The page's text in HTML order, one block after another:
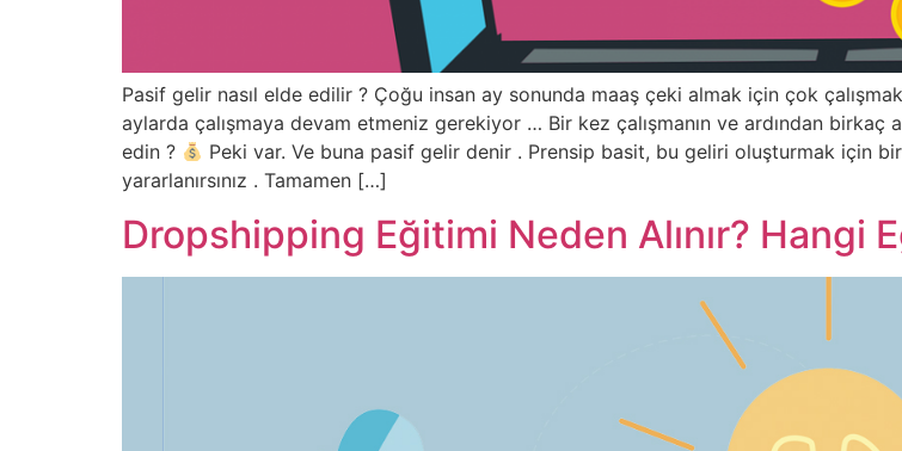
Pasif gelir nasıl elde edilir ? Çoğu insan ay sonunda maaş çeki almak için çok
aylarda çalışmaya devam etmeniz gerekiyor … Bir kez çalışmanın ve ardından birkaç
edin ?
Peki var. Ve buna pasif gelir denir . Prensip basit, bu geliri oluşturmak için bir
yararlanırsınız . Tamamen […]
Dropshipping Eğitimi Neden Alınır? Hangi